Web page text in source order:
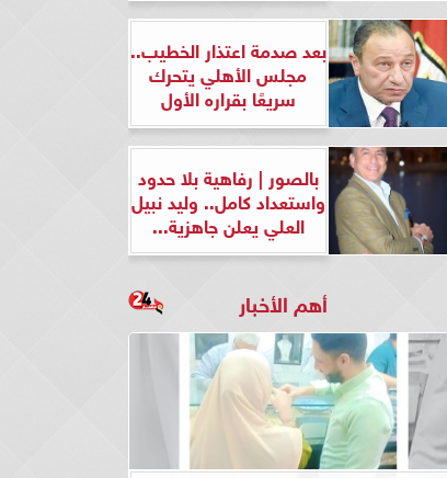
بعد صدمة اعتذار الخطيب..
مجلس الأهلي يتحرك
سريعًا بقراره الأول
بالصور | رفاهية بلا حدود
واستعداد كامل.. وليد نبيل
العلي يعلن جاهزية...
أهم الأخبار